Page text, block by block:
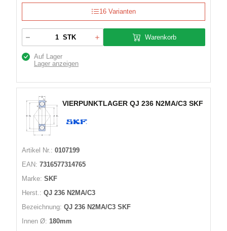
16 Varianten
STK Warenkorb
Auf Lager
Lager anzeigen
VIERPUNKTLAGER QJ 236 N2MA/C3 SKF
Artikel Nr.: 0107199
EAN: 7316577314765
Marke: SKF
Herst.: QJ 236 N2MA/C3
Bezeichnung: QJ 236 N2MA/C3 SKF
Innen Ø: 180mm